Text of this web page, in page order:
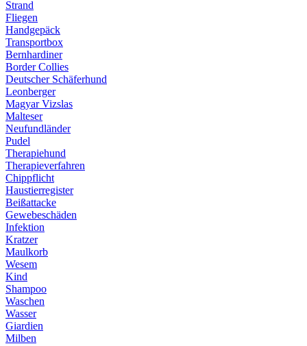
Strand
Fliegen
Handgepäck
Transportbox
Bernhardiner
Border Collies
Deutscher Schäferhund
Leonberger
Magyar Vizslas
Malteser
Neufundländer
Pudel
Therapiehund
Therapieverfahren
Chippflicht
Haustierregister
Beißattacke
Gewebeschäden
Infektion
Kratzer
Maulkorb
Wesem
Kind
Shampoo
Waschen
Wasser
Giardien
Milben